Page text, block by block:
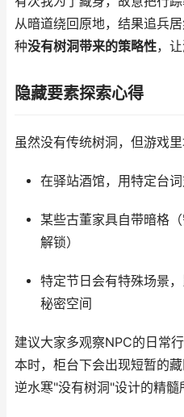
从暗道绕回原地，结果追兵
种没有树洞带来的策略性，
隐藏要素探索心得
虽然没有传统树洞，但游戏
在驿站酒馆，用特定台
某些古董家具自带暗格
解锁）
特定节日会有特殊场景
秘密空间
建议大家多观察NPC的日常
本时，柜台下会出现短暂的
逆水寒"没有树洞"设计的精髓